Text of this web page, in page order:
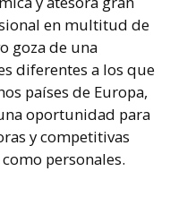
en multitud de
goza de una
diferentes a los que
países de Europa,
oportunidad para
y competitivas
personales.